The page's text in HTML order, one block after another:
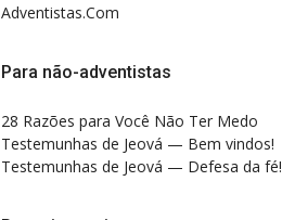
Adventistas.Com
Para não-adventistas
28 Razões para Você Não Ter Medo
Testemunhas de Jeová — Bem vindos!
Testemunhas de Jeová — Defesa da fé!